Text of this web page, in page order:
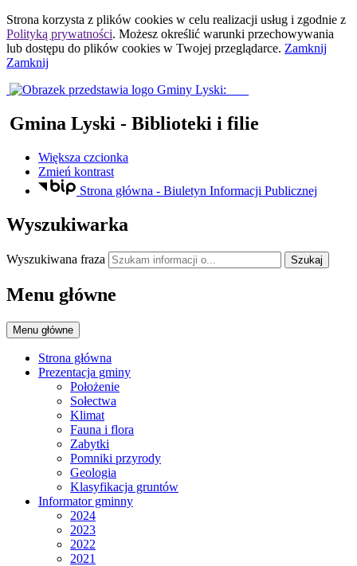
Strona korzysta z plików cookies w celu realizacji usług i zgodnie z
Polityką prywatności. Możesz określić warunki przechowywania
lub dostępu do plików cookies w Twojej przeglądarce. Zamknij
Zamknij
Gmina Lyski - Biblioteki i filie
Większa czcionka
Zmień kontrast
Strona główna - Biuletyn Informacji Publicznej
Wyszukiwarka
Wyszukiwana fraza Szukaj
Menu główne
Menu główne
Strona główna
Prezentacja gminy
Położenie
Sołectwa
Klimat
Fauna i flora
Zabytki
Pomniki przyrody
Geologia
Klasyfikacja gruntów
Informator gminny
2024
2023
2022
2021